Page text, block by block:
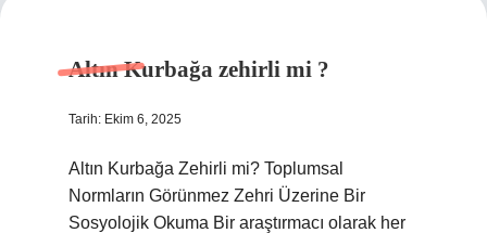
Altın Kurbağa zehirli mi ?
Tarih: Ekim 6, 2025
Altın Kurbağa Zehirli mi? Toplumsal
Normların Görünmez Zehri Üzerine Bir
Sosyolojik Okuma Bir araştırmacı olarak her